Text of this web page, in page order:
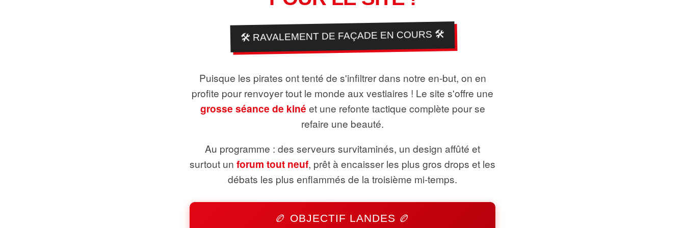
🛠️ RAVALEMENT DE FAÇADE EN COURS 🛠️
Puisque les pirates ont tenté de s'infiltrer dans notre en-but, on en
profite pour renvoyer tout le monde aux vestiaires ! Le site s'offre une
grosse séance de kiné et une refonte tactique complète pour se
refaire une beauté.
Au programme : des serveurs survitaminés, un design affûté et
surtout un forum tout neuf, prêt à encaisser les plus gros drops et les
débats les plus enflammés de la troisième mi-temps.
🏉 OBJECTIF LANDES 🏉